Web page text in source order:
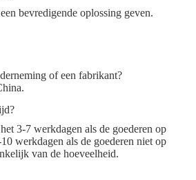
bevredigende oplossing geven.
of een fabrikant?
3-7 werkdagen als de goederen op
werkdagen als de goederen niet op
van de hoeveelheid.